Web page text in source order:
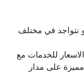
نتواجد في مختلف
للخدمات مع
على مدار